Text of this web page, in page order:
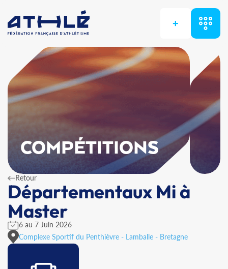
+
COMPÉTITIONS
Retour
Départementaux Mi à
Master
6 au 7 Juin 2026
Complexe Sportif du Penthièvre - Lamballe - Bretagne